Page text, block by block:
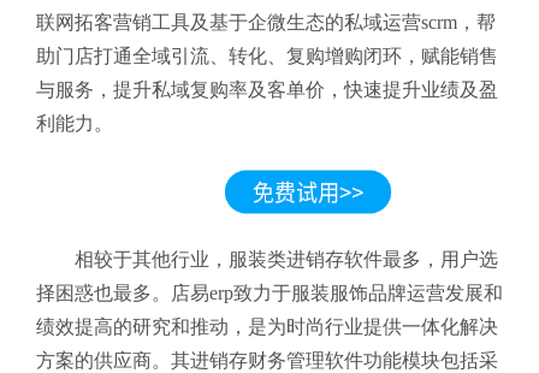
联网拓客营销工具及基于企微生态的私域运营scrm，帮
助门店打通全域引流、转化、复购增购闭环，赋能销售
与服务，提升私域复购率及客单价，快速提升业绩及盈
利能力。
相较于其他行业，服装类进销存软件最多，用户选
择困惑也最多。店易erp致力于服装服饰品牌运营发展和
绩效提高的研究和推动，是为时尚行业提供一体化解决
方案的供应商。其进销存财务管理软件功能模块包括采